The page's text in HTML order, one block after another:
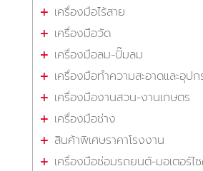
เครื่องมือไร้สาย
เครื่องมือวัด
เครื่องมือลม-ปั๊มลม
เครื่องมือทำความสะอาดและอุป
เครื่องมืองานสวน-งานเกษตร
เครื่องมือช่าง
สินค้าพิเศษราคาโรงงาน
เครื่องมือซ่อมรถยนต์-มอเตอร์ไ